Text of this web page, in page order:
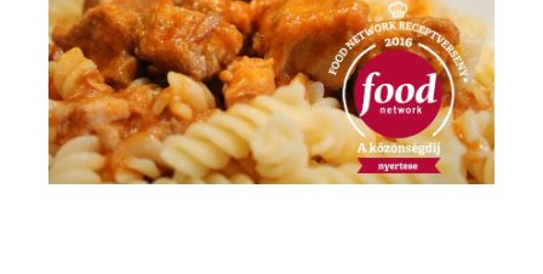
Nyári receptek
Palacsinta receptek
Saláták
Szilveszteri receptek
Sült hús
Sütemények, süti receptek
Tepsis ételek
Tojásételek
Tészta egytálételek
Tésztaételek
Tészták
Vasárnapi sütemények
Vega sütemények